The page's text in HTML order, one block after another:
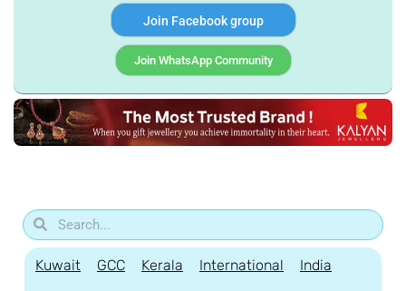
Join Facebook group
Join WhatsApp Community
Kuwait GCC Kerala International India